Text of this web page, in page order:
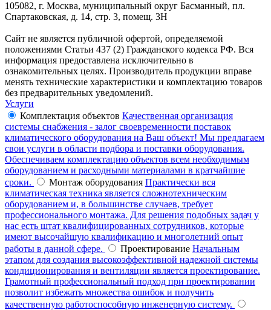
105082, г. Москва, муниципальный округ Басманный, пл.
Спартаковская, д. 14, стр. 3, помещ. 3Н
Сайт не является публичной офертой, определяемой
положениями Статьи 437 (2) Гражданского кодекса РФ. Вся
информация предоставлена исключительно в
ознакомительных целях. Производитель продукции вправе
менять технические характеристики и комплектацию товаров
без предварительных уведомлений.
Услуги
Комплектация объектов Качественная организация
системы снабжения - залог своевременности поставок
климатического оборудования на Ваш объект! Мы предлагаем
свои услуги в области подбора и поставки оборудования.
Обеспечиваем комплектацию объектов всем необходимым
оборудованием и расходными материалами в кратчайшие
сроки.
Монтаж оборудования Практически вся
климатическая техника является сложнотехническим
оборудованием и, в большинстве случаев, требует
профессионального монтажа. Для решения подобных задач у
нас есть штат квалифицированных сотрудников, которые
имеют высочайшую квалификацию и многолетний опыт
работы в данной сфере.
Проектирование Начальным
этапом для создания высокоэффективной надежной системы
кондиционирования и вентиляции является проектирование.
Грамотный профессиональный подход при проектировании
позволит избежать множества ошибок и получить
качественную работоспособную инженерную систему.